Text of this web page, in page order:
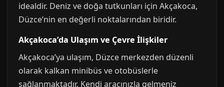
idealdir. Deniz ve doğa tutkunları için Akçakoca,
Düzce’nin en değerli noktalarından biridir.
Akçakoca’da Ulaşım ve Çevre İlişkiler
Akçakoca’ya ulaşım, Düzce merkezden düzenli
olarak kalkan minibüs ve otobüslerle
sağlanmaktadır. Kendi aracınızla gelmeniz